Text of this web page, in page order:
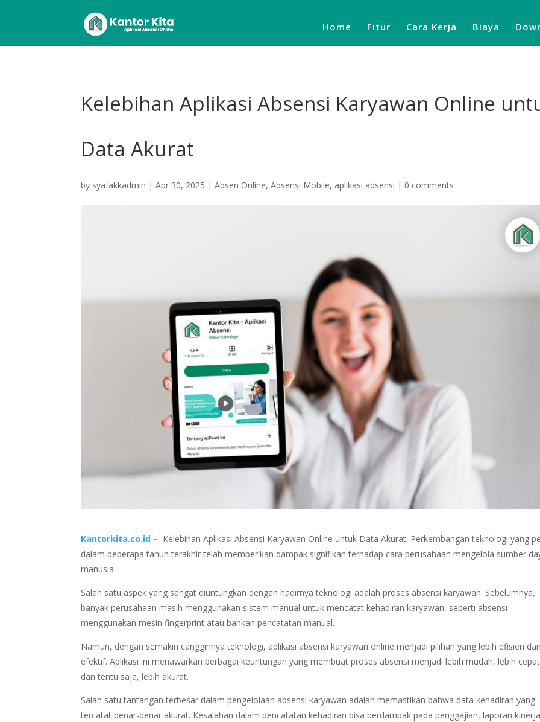
Home Fitur Cara Kerja Biaya
Kelebihan Aplikasi Absensi Karyawan Online
Data Akurat
by syafakkadmin |Apr 30, 2025 |Absen Online,Absensi Mobile, aplikasi absensi | 0 comments
Kantorkita.co.id – Kelebihan Aplikasi Absensi Karyawan Online untuk Data Akurat. Perkembangan teknologi yang
dalam beberapa tahun terakhir telah memberikan dampak signifikan terhadap cara perusahaan mengelola sumber
manusia.
Salah satu aspek yang sangat diuntungkan dengan hadirnya teknologi adalah proses absensi karyawan. Sebelumnya,
banyak perusahaan masih menggunakan sistem manual untuk mencatat kehadiran karyawan, seperti absensi
menggunakan mesin fingerprint atau bahkan pencatatan manual.
Namun, dengan semakin canggihnya teknologi, aplikasi absensi karyawan online menjadi pilihan yang lebih efisien dan
efektif. Aplikasi ini menawarkan berbagai keuntungan yang membuat proses absensi menjadi lebih mudah, lebih
dan tentu saja, lebih akurat.
Salah satu tantangan terbesar dalam pengelolaan absensi karyawan adalah memastikan bahwa data kehadiran yang
tercatat benar-benar akurat. Kesalahan dalam pencatatan kehadiran bisa berdampak pada penggajian, laporan